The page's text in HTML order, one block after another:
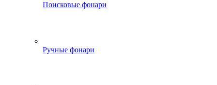
Поисковые фонари
Ручные фонари